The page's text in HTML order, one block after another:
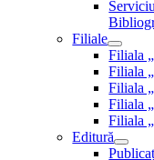
Filiale
Filiala
Filiala
Filiala
Filiala
Filiala
Editură